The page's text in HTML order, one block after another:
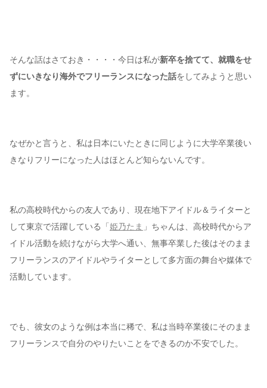
そんな話はさておき・・・・今日は私が新卒を捨てて、就職をせ
ずにいきなり海外でフリーランスになった話をしてみようと思い
ます。
なぜかと言うと、私は日本にいたときに同じように大学卒業後い
きなりフリーになった人はほとんど知らないんです。
私の高校時代からの友人であり、現在地下アイドル＆ライターと
して東京で活躍している「 姫乃たま 」ちゃんは、高校時代からア
イドル活動を続けながら大学へ通い、無事卒業した後はそのまま
フリーランスのアイドルやライターとして多方面の舞台や媒体で
活動しています。
でも、彼女のような例は本当に稀で、私は当時卒業後にそのまま
フリーランスで自分のやりたいことをできるのか不安でした。